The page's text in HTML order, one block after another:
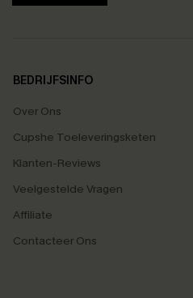
BEDRIJFSINFO
Over Ons
Cupshe Toeleveringsketen
Klanten-Reviews
Veelgestelde Vragen
Affiliate
Contacteer Ons